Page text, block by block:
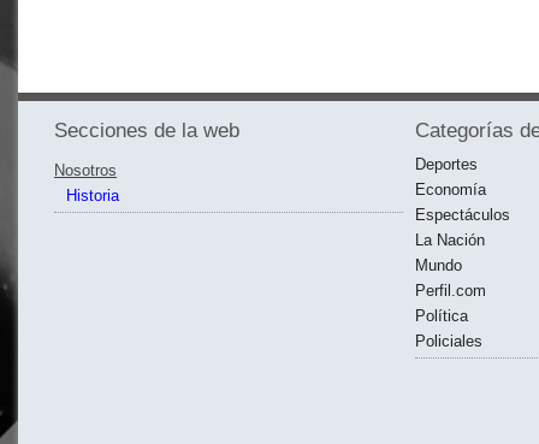
Secciones de la web
Nosotros
Historia
Categorías
Deportes
Economía
Espectáculos
La Nación
Mundo
Perfil.com
Política
Policiales